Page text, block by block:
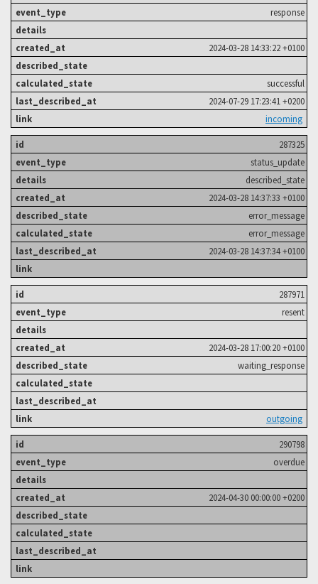
response
2024-03-28 14:33:22 +0100
successful
2024-07-29 17:23:41 +0200
incoming
287325
status_update
described_state
2024-03-28 14:37:33 +0100
error_message
error_message
2024-03-28 14:37:34 +0100
287971
resent
2024-03-28 17:00:20 +0100
waiting_response
outgoing
290798
overdue
2024-04-30 00:00:00 +0200